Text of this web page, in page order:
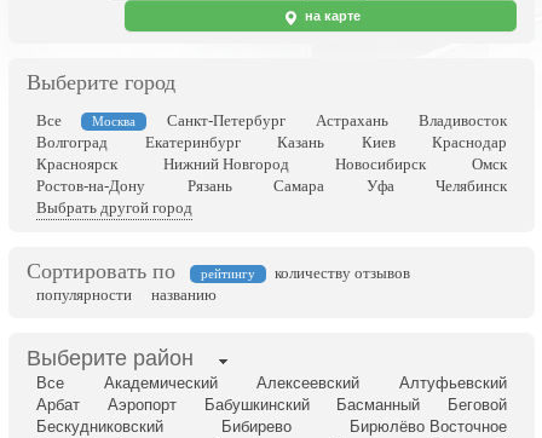
на карте
Выберите город
Все Москва Санкт-Петербург Астрахань
Владивосток
Волгоград
Екатеринбург Казань Киев
Краснодар
Красноярск
Нижний Новгород Новосибирск
Омск
Ростов-на-Дону
Рязань Самара Уфа
Челябинск
Выбрать другой город
Сортировать по рейтингу
количеству отзывов
популярности
названию
Выберите район
Все Академический Алексеевский
Алтуфьевский
Арбат
Аэропорт Бабушкинский Басманный
Беговой
Бескудниковский
Бибирево
Бирюлёво Восточное